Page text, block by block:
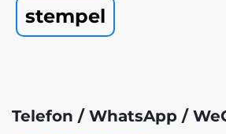
stempel
Telefon / WhatsApp /